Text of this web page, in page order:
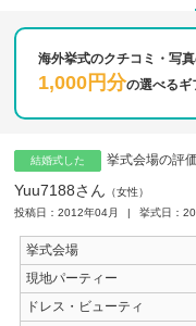
海外挙式のクチコミ・写
1,000円分の選べるギ
結婚式した 挙式会場の評価
Yuu7188さん
女性
投稿日：2012年04月
挙式日：
挙式会場
現地パーティー
ドレス・ビューティ